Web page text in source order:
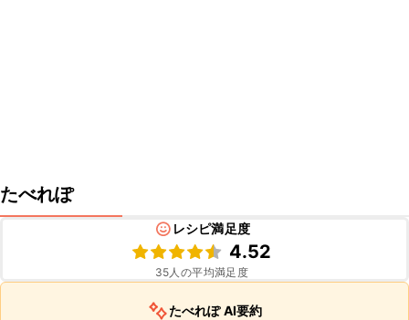
たべれぽ
レシピ満足度
4.52
35人の平均満足度
たべれぽ AI要約